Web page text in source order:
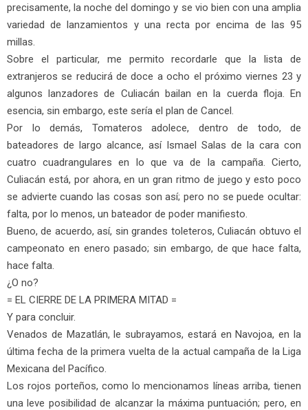
precisamente, la noche del domingo y se vio bien con una amplia
variedad de lanzamientos y una recta por encima de las 95
millas.
Sobre el particular, me permito recordarle que la lista de
extranjeros se reducirá de doce a ocho el próximo viernes 23 y
algunos lanzadores de Culiacán bailan en la cuerda floja. En
esencia, sin embargo, este sería el plan de Cancel.
Por lo demás, Tomateros adolece, dentro de todo, de
bateadores de largo alcance, así Ismael Salas de la cara con
cuatro cuadrangulares en lo que va de la campaña. Cierto,
Culiacán está, por ahora, en un gran ritmo de juego y esto poco
se advierte cuando las cosas son así; pero no se puede ocultar:
falta, por lo menos, un bateador de poder manifiesto.
Bueno, de acuerdo, así, sin grandes toleteros, Culiacán obtuvo el
campeonato en enero pasado; sin embargo, de que hace falta,
hace falta.
¿O no?
= EL CIERRE DE LA PRIMERA MITAD =
Y para concluir.
Venados de Mazatlán, le subrayamos, estará en Navojoa, en la
última fecha de la primera vuelta de la actual campaña de la Liga
Mexicana del Pacífico.
Los rojos porteños, como lo mencionamos líneas arriba, tienen
una leve posibilidad de alcanzar la máxima puntuación; pero, en